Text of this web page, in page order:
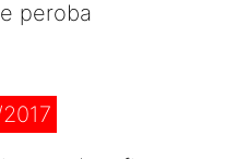
peroba